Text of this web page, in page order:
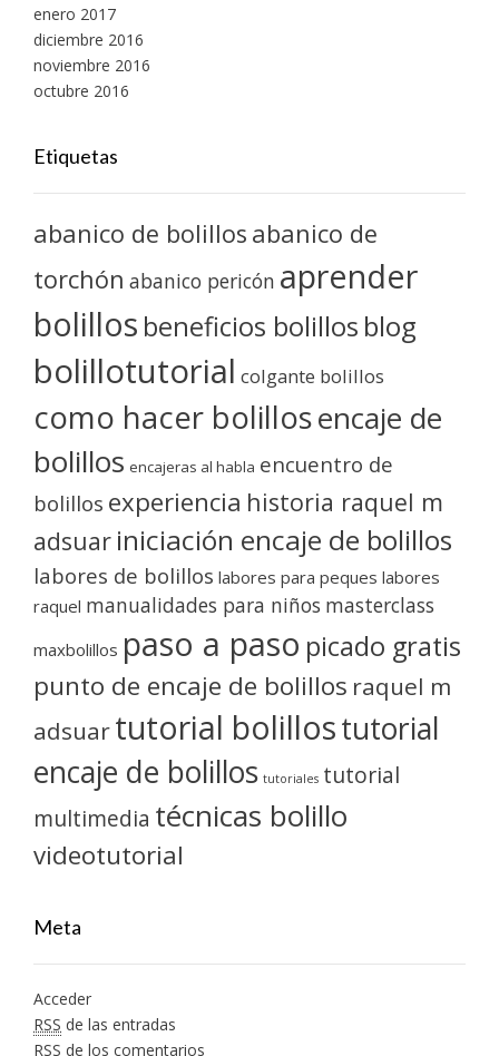
enero 2017
diciembre 2016
noviembre 2016
octubre 2016
Etiquetas
abanico de bolillos abanico de
torchón abanico pericón aprender
bolillos beneficios bolillos blog
bolillotutorial colgante bolillos
como hacer bolillosencaje de
bolillos encajeras al habla encuentro de
bolillos experiencia historia raquel m
adsuar iniciación encaje de bolillos
labores de bolillos labores para peques labores
raquel manualidades para niños masterclass
maxbolillos paso a paso picado gratis
punto de encaje de bolillos raquel m
adsuartutorial bolillostutorial
encaje de bolillos tutoriales tutorial
multimedia técnicas bolillo
videotutorial
Meta
Acceder
RSS de las entradas
RSS de los comentarios